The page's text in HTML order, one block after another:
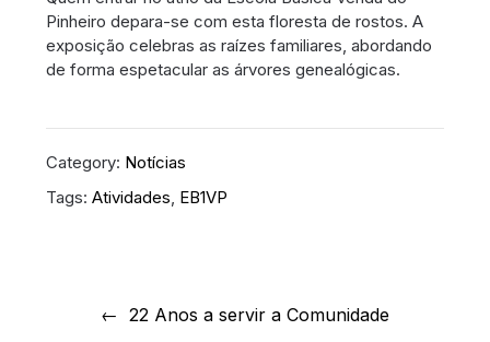
Pinheiro depara-se com esta floresta de rostos. A
exposição celebras as raízes familiares, abordando
de forma espetacular as árvores genealógicas.
Category: Notícias
Tags:Atividades, EB1VP
22 Anos a servir a Comunidade